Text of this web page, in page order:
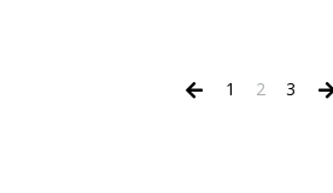
1 2 3